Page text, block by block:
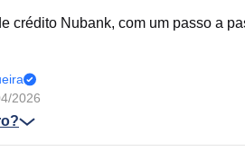
crédito Nubank, com um passo a
2026